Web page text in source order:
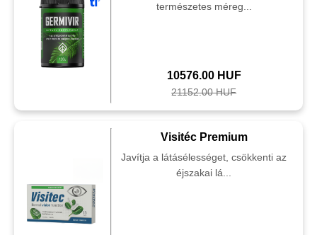
természetes méreg...
10576.00 HUF
21152.00 HUF
Visitéc Premium
Javítja a látásélességet, csökkenti az
éjszakai lá...